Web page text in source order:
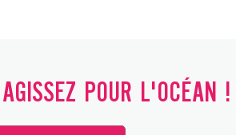
POUR L'OCÉAN !